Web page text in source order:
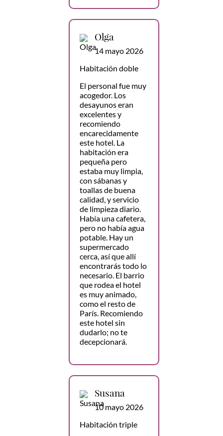
Olga
14 mayo 2026
Habitación doble
El personal fue muy
acogedor. Los
desayunos eran
excelentes y
recomiendo
encarecidamente
este hotel. La
habitación era
pequeña pero
estaba muy limpia,
con sábanas y
toallas de buena
calidad, y servicio
de limpieza diario.
Había una cafetera,
pero no había agua
potable. Hay un
supermercado
cerca, así que allí
encontrarás todo lo
necesario. El barrio
que rodea el hotel
es muy animado,
como el resto de
París. Recomiendo
este hotel sin
dudarlo; no te
decepcionará.
Susana
10 mayo 2026
Habitación triple